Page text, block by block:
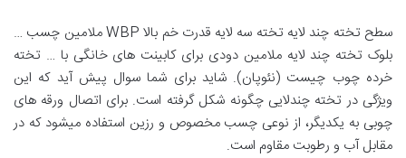
سطح تخته چند لایه تخته سه لایه قدرت خم بالا WBP ملامین چسب …
بلوک تخته چند لایه ملامین دودی برای کابینت های خانگی با … تخته
خرده چوب چیست (نئوپان). شاید برای شما سوال پیش آید که این
ویژگی در تخته چندلایی چگونه شکل گرفته است. برای اتصال ورقه های
چوبی به یکدیگر، از نوعی چسب مخصوص و رزین استفاده میشود که در
مقابل آب و رطوبت مقاوم است.